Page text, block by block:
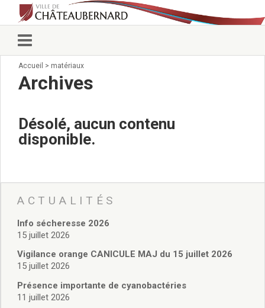
Vie municipale
Élus
Prendre rendez-vous
Arrêtés du Maire
Pour venir nous voir
État civil/élections/formalités
Services Techniques
C.C.A.S.
Affaires Scolaires
Vie associative
Police Municipale/règlementation
Cimetière/réglementation funéraire
Accueil > matériaux
Archives
Désolé, aucun contenu
disponible.
ACTUALITÉS
Info sécheresse 2026
15 juillet 2026
Vigilance orange CANICULE MAJ du 15 juillet 2026
15 juillet 2026
Présence importante de cyanobactéries
11 juillet 2026